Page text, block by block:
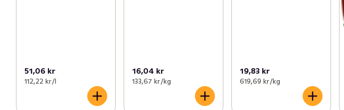
51,06 kr
112,22 kr /l
16,04 kr
133,67 kr /kg
19,83 kr
619,69 kr /kg